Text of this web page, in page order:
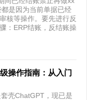
是因为当前单据已经
核等操作。要先进行反
：ERP结账，反结账操
操作指南：从入门
壳ChatGPT，现已是